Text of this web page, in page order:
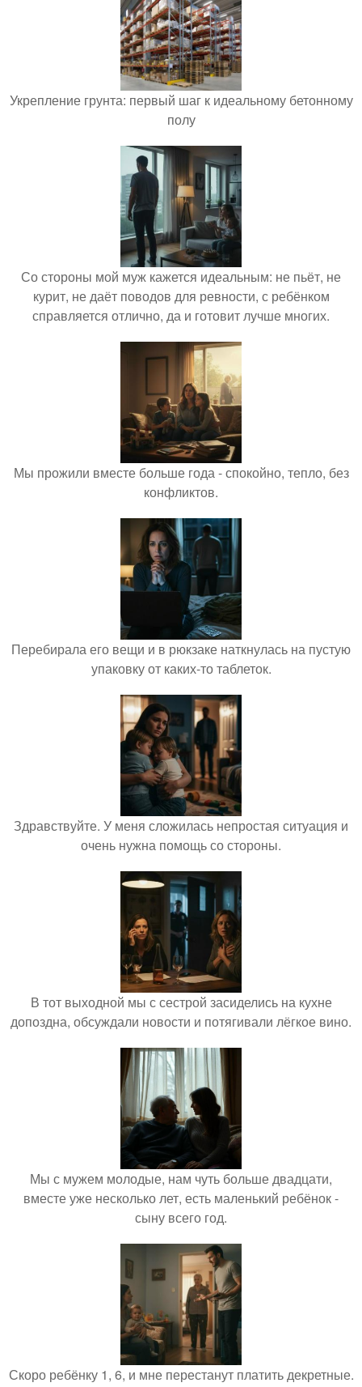
Укрепление грунта: первый шаг к идеальному бетонному
полу
Со стороны мой муж кажется идеальным: не пьёт, не
курит, не даёт поводов для ревности, с ребёнком
справляется отлично, да и готовит лучше многих.
Мы прожили вместе больше года - спокойно, тепло, без
конфликтов.
Перебирала его вещи и в рюкзаке наткнулась на пустую
упаковку от каких-то таблеток.
Здравствуйте. У меня сложилась непростая ситуация и
очень нужна помощь со стороны.
В тот выходной мы с сестрой засиделись на кухне
допоздна, обсуждали новости и потягивали лёгкое вино.
Мы с мужем молодые, нам чуть больше двадцати,
вместе уже несколько лет, есть маленький ребёнок -
сыну всего год.
Скоро ребёнку 1, 6, и мне перестанут платить декретные.